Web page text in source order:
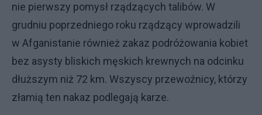
nie pierwszy pomysł rządzących talibów. W
grudniu poprzedniego roku rządzący wprowadzili
w Afganistanie również zakaz podróżowania kobiet
bez asysty bliskich męskich krewnych na odcinku
dłuższym niż 72 km. Wszyscy przewoźnicy, którzy
złamią ten nakaz podlegają karze.